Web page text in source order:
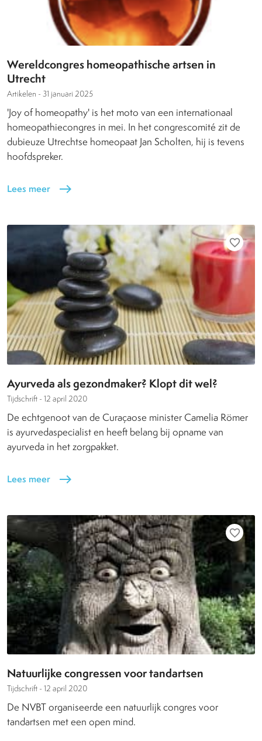
Wereldcongres homeopathische artsen in
Utrecht
Artikelen - 31 januari 2025
'Joy of homeopathy' is het moto van een internationaal
homeopathiecongres in mei. In het congrescomité zit de
dubieuze Utrechtse homeopaat Jan Scholten, hij is tevens
hoofdspreker.
Lees meer east
favorite_border
Ayurveda als gezondmaker? Klopt dit wel?
Tijdschrift - 12 april 2020
De echtgenoot van de Curaçaose minister Camelia Römer
is ayurvedaspecialist en heeft belang bij opname van
ayurveda in het zorgpakket.
Lees meer east
favorite_border
Natuurlijke congressen voor tandartsen
Tijdschrift - 12 april 2020
De NVBT organiseerde een natuurlijk congres voor
tandartsen met een open mind.